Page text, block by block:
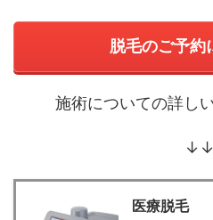
脱毛のご予約
施術についての詳し
↓↓
医療脱毛